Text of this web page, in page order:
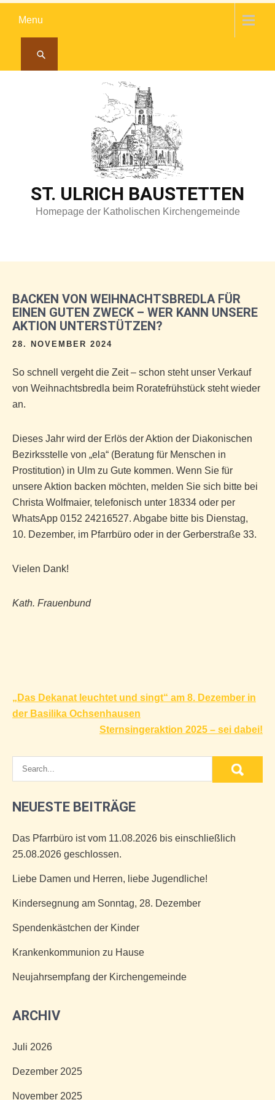
Menu
ST. ULRICH BAUSTETTEN
Homepage der Katholischen Kirchengemeinde
BACKEN VON WEIHNACHTSBREDLA FÜR
EINEN GUTEN ZWECK – WER KANN UNSERE
AKTION UNTERSTÜTZEN?
28. NOVEMBER 2024
So schnell vergeht die Zeit – schon steht unser Verkauf
von Weihnachtsbredla beim Roratefrühstück steht wieder
an.
Dieses Jahr wird der Erlös der Aktion der Diakonischen
Bezirksstelle von „ela“ (Beratung für Menschen in
Prostitution) in Ulm zu Gute kommen. Wenn Sie für
unsere Aktion backen möchten, melden Sie sich bitte bei
Christa Wolfmaier, telefonisch unter 18334 oder per
WhatsApp 0152 24216527. Abgabe bitte bis Dienstag,
10. Dezember, im Pfarrbüro oder in der Gerberstraße 33.
Vielen Dank!
Kath. Frauenbund
Beitragsnavigation
„Das Dekanat leuchtet und singt“ am 8. Dezember in
der Basilika Ochsenhausen
Sternsingeraktion 2025 – sei dabei!
NEUESTE BEITRÄGE
Das Pfarrbüro ist vom 11.08.2026 bis einschließlich
25.08.2026 geschlossen.
Liebe Damen und Herren, liebe Jugendliche!
Kindersegnung am Sonntag, 28. Dezember
Spendenkästchen der Kinder
Krankenkommunion zu Hause
Neujahrsempfang der Kirchengemeinde
ARCHIV
Juli 2026
Dezember 2025
November 2025